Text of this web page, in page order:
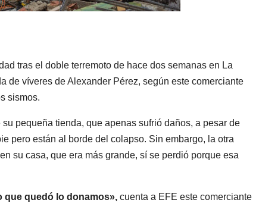
tras el doble terremoto de hace dos semanas en La
de víveres de Alexander Pérez, según este comerciante
sismos.
pequeña tienda, que apenas sufrió daños, a pesar de
pero están al borde del colapso. Sin embargo, la otra
su casa, que era más grande, sí se perdió porque esa
que quedó lo donamos», cuenta a EFE este comerciante